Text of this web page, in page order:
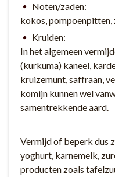
Noten/zaden:
kokos,
Kruiden:
In het algemeen
(kurkuma) kaneel,
kruizemunt, saffraan,
komijn kunnen wel
samentrekkende aard.
Vermijd of beperk dus
yoghurt, karnemelk,
producten zoals